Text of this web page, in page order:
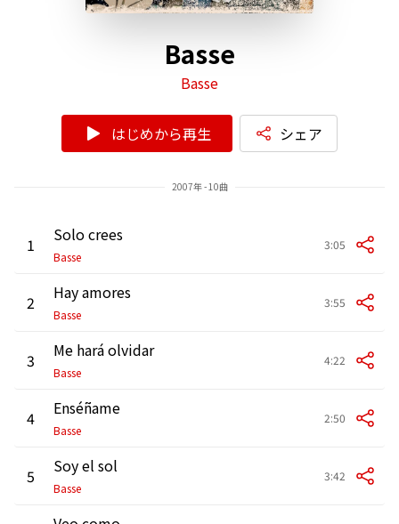
Basse
Basse
はじめから再生 シェア
2007年 - 10曲
1 Solo crees
Basse
3:05
2 Hay amores
Basse
3:55
3 Me hará olvidar
Basse
4:22
4 Enséñame
Basse
2:50
5 Soy el sol
Basse
3:42